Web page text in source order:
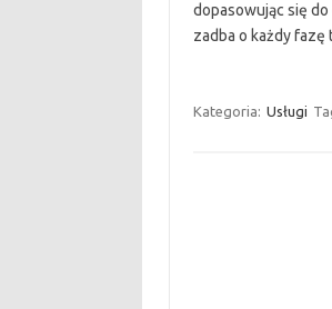
dopasowując się
zadba o każdy
Kategoria: Usługi